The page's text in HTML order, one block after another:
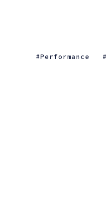
Performance